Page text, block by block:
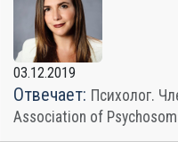
03.12.2019
Отвечает: Психолог.
Association of